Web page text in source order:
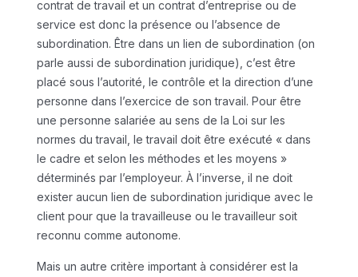
contrat de travail et un contrat d’entreprise ou de
service est donc la présence ou l’absence de
subordination. Être dans un lien de subordination (on
parle aussi de subordination juridique), c’est être
placé sous l’autorité, le contrôle et la direction d’une
personne dans l’exercice de son travail. Pour être
une personne salariée au sens de la Loi sur les
normes du travail, le travail doit être exécuté « dans
le cadre et selon les méthodes et les moyens »
déterminés par l’employeur. À l’inverse, il ne doit
exister aucun lien de subordination juridique avec le
client pour que la travailleuse ou le travailleur soit
reconnu comme autonome.
Mais un autre critère important à considérer est la